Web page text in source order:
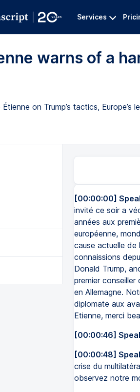
Services
warns of a
on Trump’s tactics,
[00:00:00]
invité ce soir a
années aux
européenne,
cause actuelle de
connaissions
Donald Trump,
premier conseiller
en Allemagne.
diplomate aux
Etienne, merci
[00:00:46]
[00:00:48]
crise du
observez notre